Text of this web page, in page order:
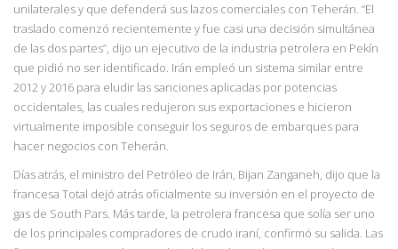
unilaterales y que defenderá sus lazos comerciales con Teherán. “El
traslado comenzó recientemente y fue casi una decisión simultánea
de las dos partes”, dijo un ejecutivo de la industria petrolera en Pekín
que pidió no ser identificado. Irán empleó un sistema similar entre
2012 y 2016 para eludir las sanciones aplicadas por potencias
occidentales, las cuales redujeron sus exportaciones e hicieron
virtualmente imposible conseguir los seguros de embarques para
hacer negocios con Teherán.
Días atrás, el ministro del Petróleo de Irán, Bijan Zanganeh, dijo que la
francesa Total dejó atrás oficialmente su inversión en el proyecto de
gas de South Pars. Más tarde, la petrolera francesa que solía ser uno
de los principales compradores de crudo iraní, confirmó su salida. Las